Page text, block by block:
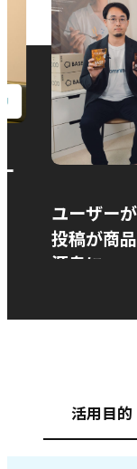
ユーザー
投稿が商
源泉に
活用目的